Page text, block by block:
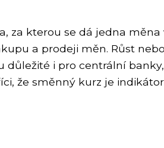
za kterou se dá jedna
a prodeji měn. Růst
důležité i pro centrální
že směnný kurz je